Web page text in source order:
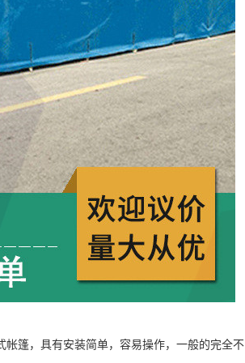
篷，具有安装简单，容易操作，一般的完全不